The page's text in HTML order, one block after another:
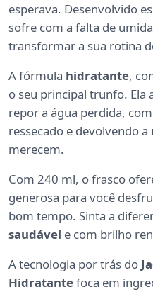
esperava. Desenvolvido
sofre com a falta de
transformar a sua rotina
A fórmula hidratante,
o seu principal trunfo. Ela
repor a água perdida,
ressecado e devolvendo a
merecem.
Com 240 ml, o frasco
generosa para você
bom tempo. Sinta a
saudável e com brilho
A tecnologia por trás do
Hidratantefoca em